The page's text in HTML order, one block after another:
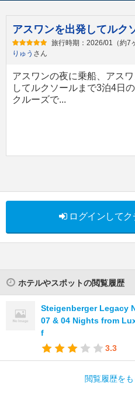
アスワンを出発してルク
旅行時期：2026/01（約7
りゅう さん
アスワンの夜に乗船、アス
してルクソールまで3泊4日の
クルーズで...
ログインして
ホテルやスポットの閲覧履歴
Steigenberger Legacy
07 & 04 Nights from
f
3.3
閲覧履歴を